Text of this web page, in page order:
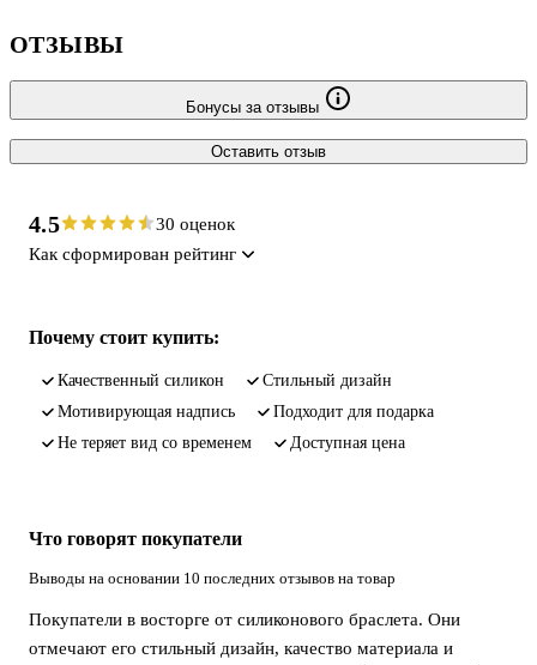
ОТЗЫВЫ
Бонусы за отзывы
Оставить отзыв
4.5
30 оценок
Как сформирован рейтинг
Почему стоит купить:
качественный силикон
стильный дизайн
мотивирующая надпись
подходит для подарка
не теряет вид со временем
доступная цена
Что говорят покупатели
Выводы на основании 10 последних отзывов на товар
Покупатели в восторге от силиконового браслета. Они
отмечают его стильный дизайн, качество материала и